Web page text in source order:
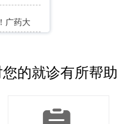
广药大
的就诊有所帮助